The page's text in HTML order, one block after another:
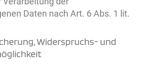
Daten nach Art. 6 Abs. 1 lit.
Widerspruchs- und